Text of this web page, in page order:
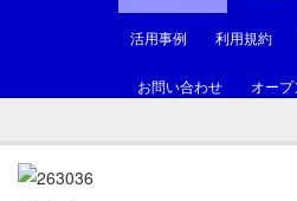
活用事例 利用規約
お問い合わせ オー